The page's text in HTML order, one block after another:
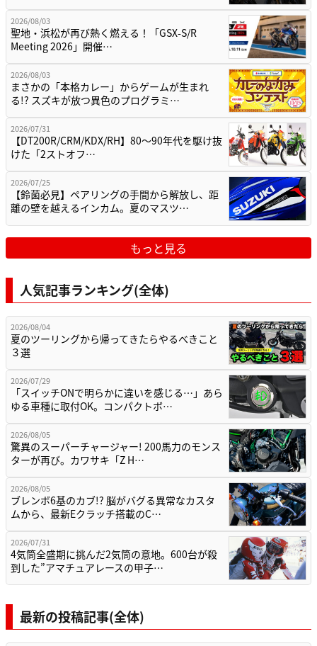
2026/08/03
聖地・浜松が再び熱く燃える！「GSX-S/R
Meeting 2026」開催…
2026/08/03
まさかの「本格カレー」からゲームが生まれ
る!? スズキが放つ異色のプログラミ…
2026/07/31
【DT200R/CRM/KDX/RH】80〜90年代を駆け抜
けた「2ストオフ…
2026/07/25
【鈴菌必見】ペアリングの手間から解放し、距
離の壁を越えるインカム。夏のマスツ…
もっと見る
人気記事ランキング(全体)
2026/08/04
夏のツーリングから帰ってきたらやるべきこと
３選
2026/07/29
「スイッチONで明らかに違いを感じる…」あら
ゆる車種に取付OK。コンパクトボ…
2026/08/05
驚異のスーパーチャージャー! 200馬力のモンス
ターが再び。カワサキ「Z H…
2026/08/05
ブレンボ6基のカブ!? 脳がバグる異常なカスタ
ムから、最新Eクラッチ搭載のC…
2026/07/31
4気筒全盛期に挑んだ2気筒の意地。600台が殺
到した”アマチュアレースの甲子…
最新の投稿記事(全体)